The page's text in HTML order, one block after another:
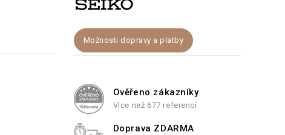
Možnosti dopravy a platby
Ověřeno zákazníky
Více než 677 referencí
Doprava ZDARMA